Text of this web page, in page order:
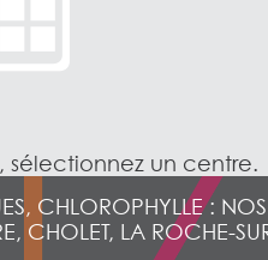
sélectionnez un centre.
CHLOROPHYLLE :
CHOLET, LA ROCHE-